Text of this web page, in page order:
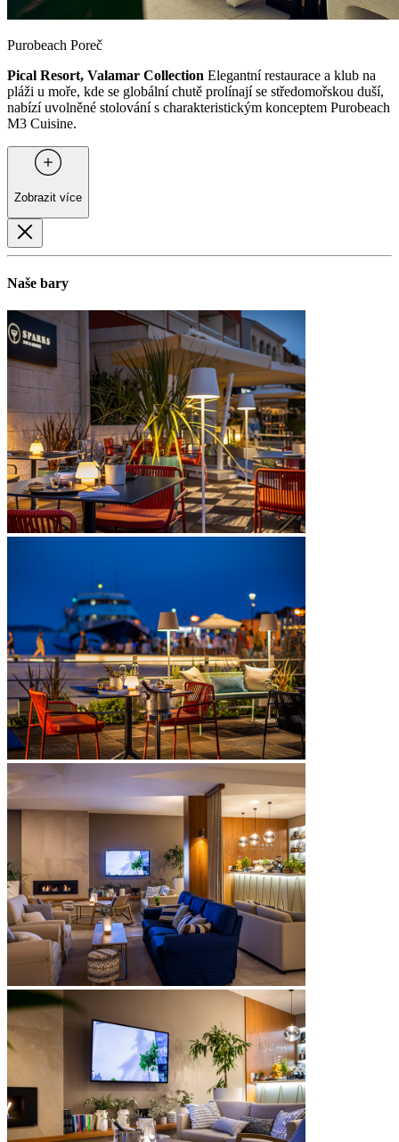
Purobeach Poreč
Pical Resort, Valamar Collection Elegantní restaurace a klub na
pláži u moře, kde se globální chutě prolínají se středomořskou duší,
nabízí uvolněné stolování s charakteristickým konceptem Purobeach
M3 Cuisine.
Zobrazit více
Naše bary